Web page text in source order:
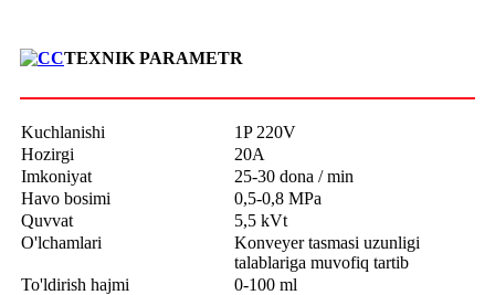
TEXNIK PARAMETR
Kuchlanishi
1P 220V
Hozirgi
20A
Imkoniyat
25-30 dona / min
Havo bosimi
0,5-0,8 MPa
Quvvat
5,5 kVt
O'lchamlari
Konveyer tasmasi uzunligi
talablariga muvofiq tartib
To'ldirish hajmi
0-100 ml